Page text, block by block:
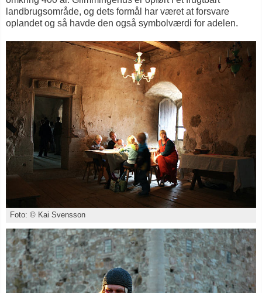
landbrugsområde, og dets formål har været at forsvare
oplandet og så havde den også symbolværdi for adelen.
Foto: © Kai Svensson